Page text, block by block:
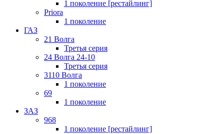
1 поколение [рестайлинг]
Priora
1 поколение
ГАЗ
21 Волга
Третья серия
24 Волга 24-10
Третья серия
3110 Волга
1 поколение
69
1 поколение
ЗАЗ
968
1 поколение [рестайлинг]